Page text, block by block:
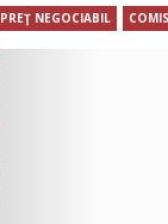
PREŢ NEGOCIABIL